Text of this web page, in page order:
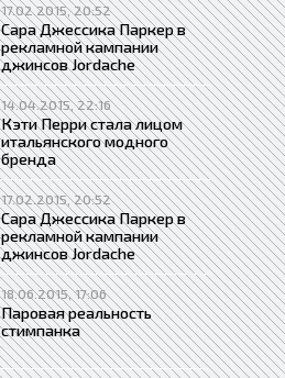
17.02.2015, 20:52
Сара Джессика Паркер в
рекламной кампании
джинсов Jordache
14.04.2015, 22:16
Кэти Перри стала лицом
итальянского модного
бренда
17.02.2015, 20:52
Сара Джессика Паркер в
рекламной кампании
джинсов Jordache
18.06.2015, 17:06
Паровая реальность
стимпанка